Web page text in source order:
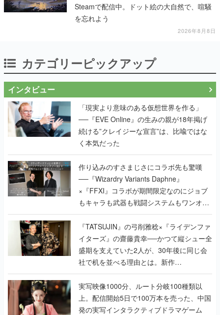
Steamで配信中。ドット絵の大自然で、喧騒
を忘れよう
2026年8月8日
カテゴリーピックアップ
インタビュー
「現実より意味のある仮想世界を作る」
──『EVE Online』の生みの親が18年掲げ
続ける”クレイジーな宣言”は、比喩ではな
く本気だった
作り込みのすさまじさにコラボ先も驚嘆
──『Wizardry Variants Daphne』
×『FFXI』コラボが期間限定なのにジョブ
もキャラも武器も戦闘システムもワンオフ
で作り込まれた理由を両ディレクターに聞
く
『TATSUJIN』の弓削雅稔×『ライデンファ
イターズ』の齋藤貴幸──かつて縦シュー全
盛期を支えていた2人が、30年後に同じ会
社で机を並べる理由とは。新作
『TATSUJIN EXTREME』で初タッグを組
んだレジェンド2人に訊く開発秘話
実写映像1000分、ルート分岐100種類以
上。配信開始5日で100万本を売った、中国
発の実写インタラクティブドラマゲーム